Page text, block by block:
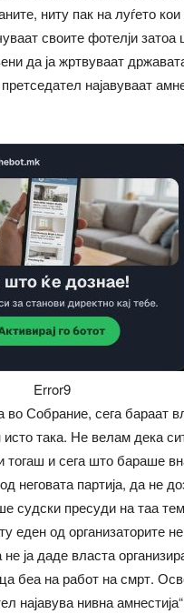
ниту пак на луѓето
своите фотелји
да ја жртвуваат
најавуваат
Error9
во Собрание, сега бараат
така. Не велам дека
тогаш и сега што бараше
неговата партија, да не
судски пресуди на таа
еден од организаторите
не ја даде власта
беа на работ на смрт.
најавува нивна